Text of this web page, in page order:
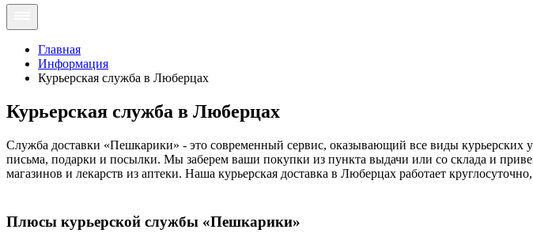
Главная
Информация
Курьерская служба в Люберцах
Курьерская служба в Люберцах
Служба доставки «Пешкарики» - это современный сервис, оказывающий все виды курьерских
письма, подарки и посылки. Мы заберем ваши покупки из пункта выдачи или со склада и
магазинов и лекарств из аптеки. Наша курьерская доставка в Люберцах работает
Плюсы курьерской службы «Пешкарики»